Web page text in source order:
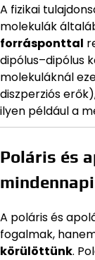
A fizikai
molekulák
forrásponttal
dipólus–dipólus
molekuláknál
diszperziós
ilyen például a
Poláris és
A poláris és
fogalmak,
körülöttünk.